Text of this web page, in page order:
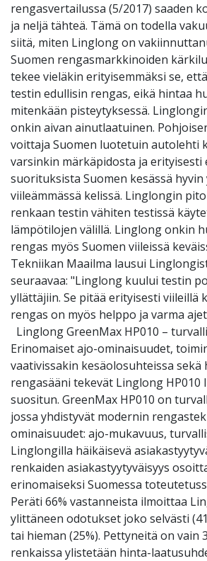
rengasvertailussa (5/2017) saaden
ja neljä tähteä. Tämä on todella
siitä, miten Linglong on
Suomen rengasmarkkinoiden
tekee vieläkin erityisemmäksi se,
testin edullisin rengas, eikä hintaa
mitenkään pisteytyksessä.
onkin aivan ainutlaatuinen.
voittaja Suomen luotetuin autolehti
varsinkin märkäpidosta ja erityisesti
suorituksista Suomen kesässä hyvin
viileämmässä kelissä. Linglongin
renkaan testin vähiten testissä
lämpötilojen välillä. Linglong onkin
rengas myös Suomen viileissä
Tekniikan Maailma lausui
seuraavaa: "Linglong kuului testin
yllättäjiin. Se pitää erityisesti viileillä
rengas on myös helppo ja varma
Linglong GreenMax HP010 –
Erinomaiset ajo-ominaisuudet,
vaativissakin kesäolosuhteissa sekä
rengasääni tekevät Linglong HP010
suositun. GreenMax HP010 on
jossa yhdistyvät modernin
ominaisuudet: ajo-mukavuus,
Linglongilla häikäisevä
renkaiden asiakastyytyväisyys
erinomaiseksi Suomessa
Peräti 66% vastanneista ilmoittaa
ylittäneen odotukset joko selvästi
tai hieman (25%). Pettyneitä on vain
renkaissa ylistetään hinta-